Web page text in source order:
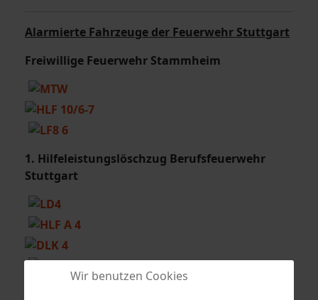
Alarmierte Fahrzeuge der Feuerwehr Stuttgart
Freiwillige Feuerwehr Stammheim
1. Hilfeleistungslöschzug Berufsfeuerwehr
Stuttgart
Wir benutzen Cookies